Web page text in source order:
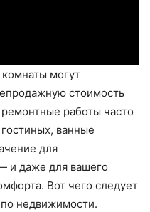
могут
стоимость
работы часто
ванные
для
и даже для вашего
Вот чего следует
по недвижимости.